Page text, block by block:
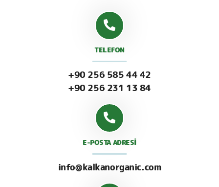
TELEFON
+90 256 585 44 42
+90 256 231 13 84
E-POSTA ADRESİ
info@kalkanorganic.com